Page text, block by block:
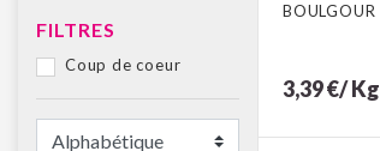
FILTRES
Coup de coeur
BOULGOUR
3,39 €/ Kg